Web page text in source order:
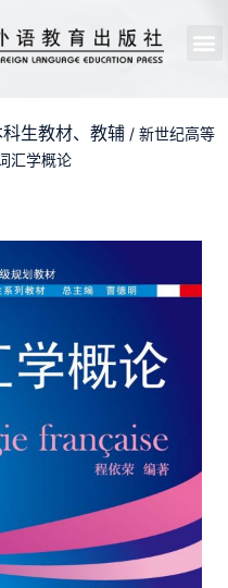
生教材、教辅 / 新世纪高等
汇学概论